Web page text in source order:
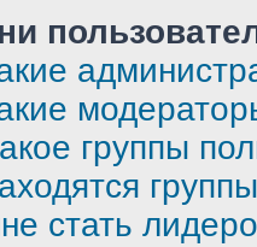
группы
стать